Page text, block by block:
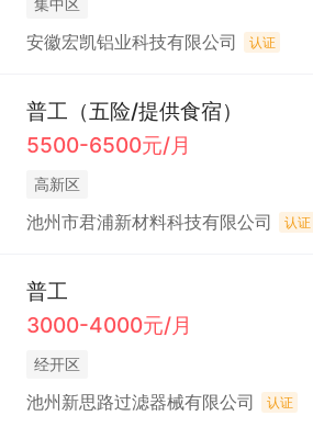
集中区
安徽宏凯铝业科技有限公司 认证
普工（五险/提供食宿）
5500-6500元/月
高新区
池州市君浦新材料科技有限公司 认证
普工
3000-4000元/月
经开区
池州新思路过滤器械有限公司 认证